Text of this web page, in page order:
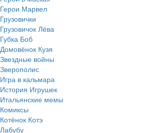
Герои Марвел
Грузовички
Грузовичок Лёва
Губка Боб
Домовёнок Кузя
Звездные войны
Зверополис
Игра в кальмара
История Игрушек
Итальянские мемы
Комиксы
Котёнок Котэ
Лабубу